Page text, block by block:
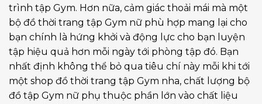
trình tập Gym. Hơn nữa, cảm giác thoải mái mà một
bộ đồ thời trang tập Gym nữ phù hợp mang lại cho
bạn chính là hứng khởi và động lực cho bạn luyện
tập hiệu quả hơn mỗi ngày tới phòng tập đó. Bạn
nhất định không thể bỏ qua tiêu chí này mỗi khi tới
một shop đồ thời trang tập Gym nha, chất lượng bộ
đồ tập Gym nữ phụ thuộc phần lớn vào chất liệu